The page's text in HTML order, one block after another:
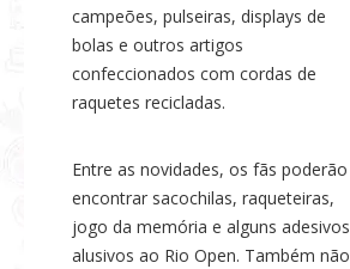
campeões, pulseiras, displays de
bolas e outros artigos
confeccionados com cordas de
raquetes recicladas.
Entre as novidades, os fãs poderão
encontrar sacochilas, raqueteiras,
jogo da memória e alguns adesivos
alusivos ao Rio Open. Também não